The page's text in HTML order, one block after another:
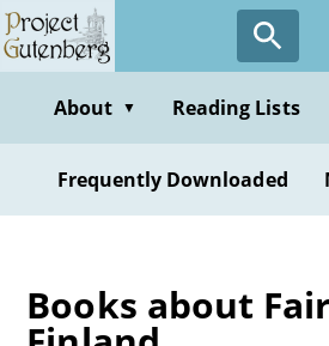
Skip
to
contentAbout ▼ Reading Lists
Frequently Downloaded
Books about